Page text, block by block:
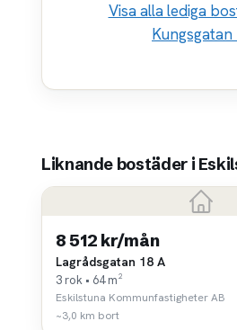
Visa alla lediga
Liknande bostäder i
8 512 kr/mån
Lagrådsgatan 18 A
3 rok • 64 m²
Eskilstuna Kommunfastigheter AB
~3,0 km bort